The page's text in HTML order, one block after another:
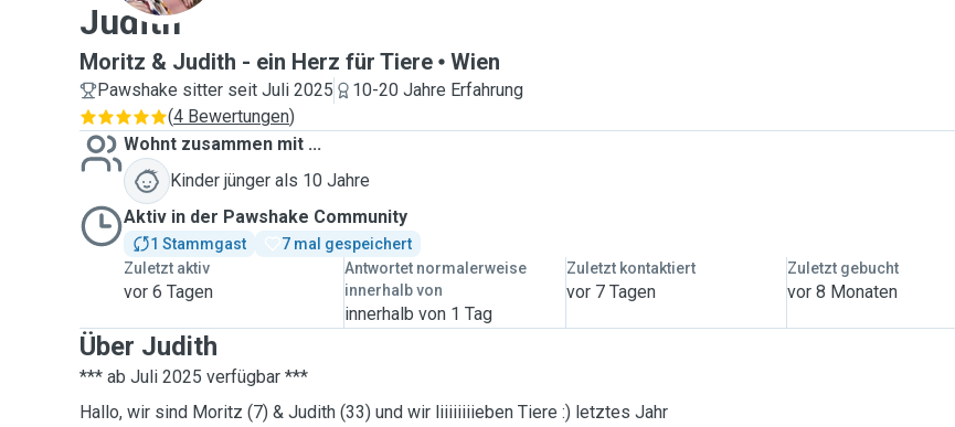
Judith
Moritz & Judith - ein Herz für Tiere Wien
Pawshake sitter seit Juli 2025
10-20 Jahre Erfahrung
(4 Bewertungen)
Wohnt zusammen mit ...
Kinder jünger als 10 Jahre
Aktiv in der Pawshake Community
1 Stammgast
7 mal gespeichert
Zuletzt aktiv
vor 6 Tagen
Antwortet normalerweise
innerhalb von
innerhalb von 1 Tag
Zuletzt kontaktiert
vor 7 Tagen
Zuletzt gebucht
vor 8 Monaten
Über Judith
*** ab Juli 2025 verfügbar ***
Hallo, wir sind Moritz (7) & Judith (33) und wir liiiiiiiieben Tiere :) letztes Jahr